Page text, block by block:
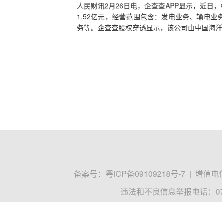
人民财讯2月26日电，企查查APP显示，近日
1.52亿元，经营范围包含：发电业务、输电
务等。企查查股权穿透显示，该公司由中国海
备案号： 粤ICP备09109218号-7 | 增值电
违法和不良信息举报电话：